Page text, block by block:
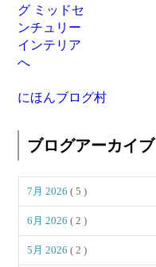
にほんブログ村
ブログアーカイブ
7月 2026( 5 )
6月 2026( 2 )
5月 2026( 2 )